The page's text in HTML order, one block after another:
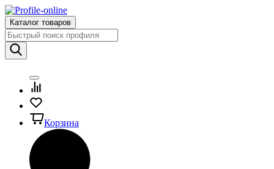
Каталог товаров
Корзина